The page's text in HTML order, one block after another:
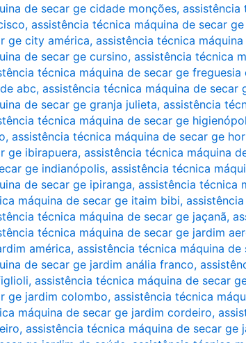
de secar ge cidade monções, assistência
, assistência técnica máquina de secar
ge city américa, assistência técnica
de secar ge cursino, assistência técnica
técnica máquina de secar ge freguesia
abc, assistência técnica máquina de secar
de secar ge granja julieta, assistência
técnica máquina de secar ge
, assistência técnica máquina de secar ge
ge ibirapuera, assistência técnica máquina
ge indianópolis, assistência técnica
de secar ge ipiranga, assistência técnica
máquina de secar ge itaim bibi,
técnica máquina de secar ge jaçanã,
técnica máquina de secar ge jardim
américa, assistência técnica máquina
de secar ge jardim anália franco,
, assistência técnica máquina de secar
ge jardim colombo, assistência técnica
máquina de secar ge jardim cordeiro,
, assistência técnica máquina de secar ge